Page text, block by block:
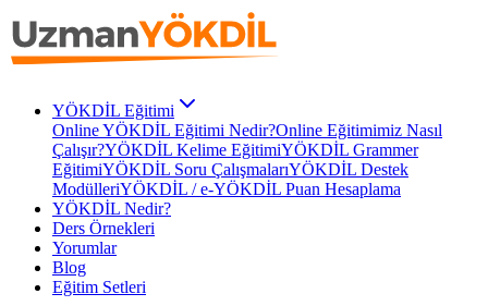
YÖKDİL Eğitimi
Online YÖKDİL Eğitimi Nedir?Online Eğitimimiz Nasıl
Çalışır?YÖKDİL Kelime EğitimiYÖKDİL Grammer
EğitimiYÖKDİL Soru ÇalışmalarıYÖKDİL Destek
ModülleriYÖKDİL / e-YÖKDİL Puan Hesaplama
YÖKDİL Nedir?
Ders Örnekleri
Yorumlar
Blog
Eğitim Setleri